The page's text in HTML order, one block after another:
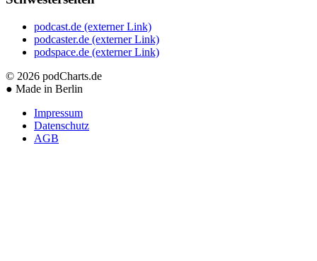
podcast.de (externer Link)
podcaster.de (externer Link)
podspace.de (externer Link)
© 2026 podCharts.de
● Made in Berlin
Impressum
Datenschutz
AGB